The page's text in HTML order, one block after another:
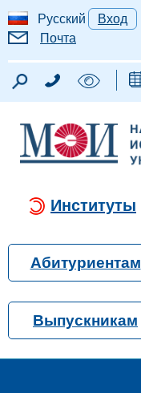
Русский
Вход
Почта
Институты
Абитуриентам
Выпускникам